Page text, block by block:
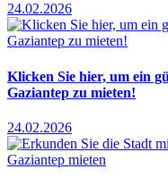
24.02.2026
Klicken Sie hier, um ein
Gaziantep zu mieten!
24.02.2026